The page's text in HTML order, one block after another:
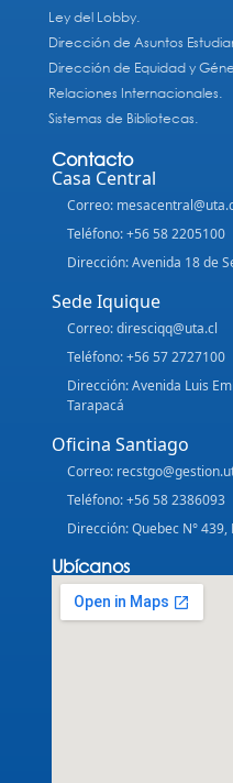
Ley del Lobby.
Dirección de Asuntos
Dirección de Equidad y
Relaciones Internacionales.
Sistemas de Bibliotecas.
Contacto
Casa Central
Correo:
Teléfono: +56 58 2205100
Dirección: Avenida 18 de
Sede Iquique
Correo: diresciqq@uta.cl
Teléfono: +56 57 2727100
Dirección: Avenida Luis
Tarapacá
Oficina Santiago
Correo:
Teléfono: +56 58 2386093
Dirección: Quebec N° 439,
Ubícanos